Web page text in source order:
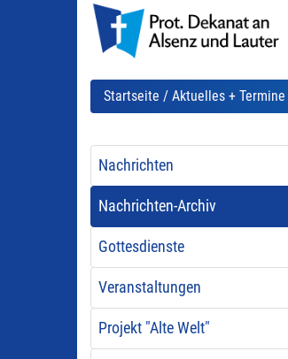
Startseite / Aktuelles + Termine
Nachrichten
Nachrichten-Archiv
Gottesdienste
Veranstaltungen
Projekt "Alte Welt"